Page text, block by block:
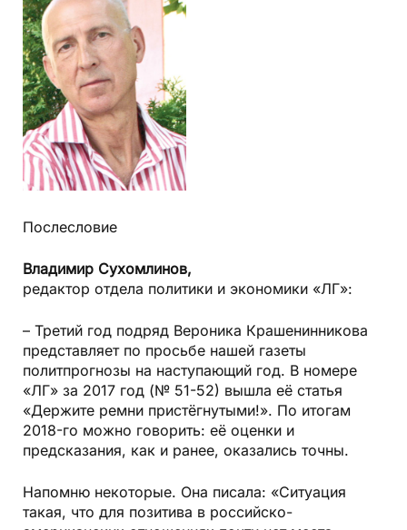
Послесловие
Владимир Сухомлинов,
редактор отдела политики и экономики «ЛГ»:
– Третий год подряд Вероника Крашенинникова
представляет по просьбе нашей газеты
политпрогнозы на наступающий год. В номере
«ЛГ» за 2017 год (№ 51-52) вышла её статья
«Держите ремни пристёгнутыми!». По итогам
2018-го можно говорить: её оценки и
предсказания, как и ранее, оказались точны.
Напомню некоторые. Она писала: «Ситуация
такая, что для позитива в российско-